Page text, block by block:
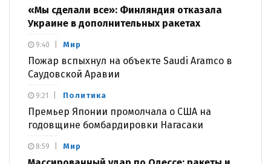
«Мы сделали все»: Финляндия отказала
Украине в дополнительных ракетах
Мир
Пожар вспыхнул на объекте Saudi Aramco в
Саудовской Аравии
9:40
Политика
Премьер Японии промолчала о США на
годовщине бомбардировки Нагасаки
9:21
Мир
8:59